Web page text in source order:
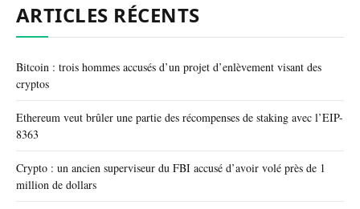
ARTICLES RÉCENTS
Bitcoin : trois hommes accusés d’un projet d’enlèvement visant des
cryptos
Ethereum veut brûler une partie des récompenses de staking avec l’EIP-
8363
Crypto : un ancien superviseur du FBI accusé d’avoir volé près de 1
million de dollars